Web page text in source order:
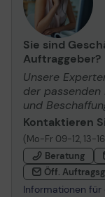
Sie sind
Auftraggeber?
Unsere
der passenden
und
Kontaktieren
(Mo-Fr 09-12, 13-
Beratung
Öff.
Informationen